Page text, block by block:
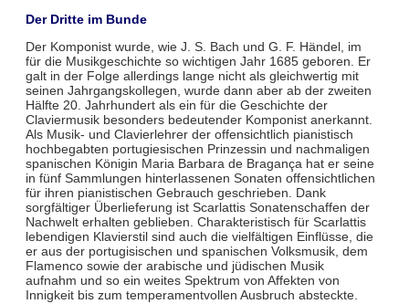
Der Dritte im Bunde
Der Komponist wurde, wie J. S. Bach und G. F. Händel, im
für die Musikgeschichte so wichtigen Jahr 1685 geboren. Er
galt in der Folge allerdings lange nicht als gleichwertig mit
seinen Jahrgangskollegen, wurde dann aber ab der zweiten
Hälfte 20. Jahrhundert als ein für die Geschichte der
Claviermusik besonders bedeutender Komponist anerkannt.
Als Musik- und Clavierlehrer der offensichtlich pianistisch
hochbegabten portugiesischen Prinzessin und nachmaligen
spanischen Königin Maria Barbara de Bragança hat er seine
in fünf Sammlungen hinterlassenen Sonaten offensichtlichen
für ihren pianistischen Gebrauch geschrieben. Dank
sorgfältiger Überlieferung ist Scarlattis Sonatenschaffen der
Nachwelt erhalten geblieben. Charakteristisch für Scarlattis
lebendigen Klavierstil sind auch die vielfältigen Einflüsse, die
er aus der portugisischen und spanischen Volksmusik, dem
Flamenco sowie der arabische und jüdischen Musik
aufnahm und so ein weites Spektrum von Affekten von
Innigkeit bis zum temperamentvollen Ausbruch absteckte.